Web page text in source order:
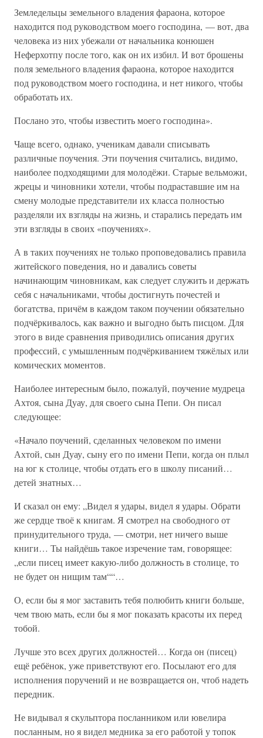
Земледельцы земельного владения фараона, которое
находится под руководством моего господина, — вот, два
человека из них убежали от начальника конюшен
Неферхотпу после того, как он их избил. И вот брошены
поля земельного владения фараона, которое находится
под руководством моего господина, и нет никого, чтобы
обработать их.
Послано это, чтобы известить моего господина».
Чаще всего, однако, ученикам давали списывать
различные поучения. Эти поучения считались, видимо,
наиболее подходящими для молодёжи. Старые вельможи,
жрецы и чиновники хотели, чтобы подраставшие им на
смену молодые представители их класса полностью
разделяли их взгляды на жизнь, и старались передать им
эти взгляды в своих «поучениях».
А в таких поучениях не только проповедовались правила
житейского поведения, но и давались советы
начинающим чиновникам, как следует служить и держать
себя с начальниками, чтобы достигнуть почестей и
богатства, причём в каждом таком поучении обязательно
подчёркивалось, как важно и выгодно быть писцом. Для
этого в виде сравнения приводились описания других
профессий, с умышленным подчёркиванием тяжёлых или
комических моментов.
Наиболее интересным было, пожалуй, поучение мудреца
Ахтоя, сына Дуау, для своего сына Пепи. Он писал
следующее:
«Начало поучений, сделанных человеком по имени
Ахтой, сын Дуау, сыну его по имени Пепи, когда он плыл
на юг к столице, чтобы отдать его в школу писаний…
детей знатных…
И сказал он ему: „Видел я удары, видел я удары. Обрати
же сердце твоё к книгам. Я смотрел на свободного от
принудительного труда, — смотри, нет ничего выше
книги… Ты найдёшь такое изречение там, говорящее:
„если писец имеет какую-либо должность в столице, то
не будет он нищим там““…
О, если бы я мог заставить тебя полюбить книги больше,
чем твою мать, если бы я мог показать красоты их перед
тобой.
Лучше это всех других должностей… Когда он (писец)
ещё ребёнок, уже приветствуют его. Посылают его для
исполнения поручений и не возвращается он, чтоб надеть
передник.
Не видывал я скульптора посланником или ювелира
посланным, но я видел медника за его работой у топок